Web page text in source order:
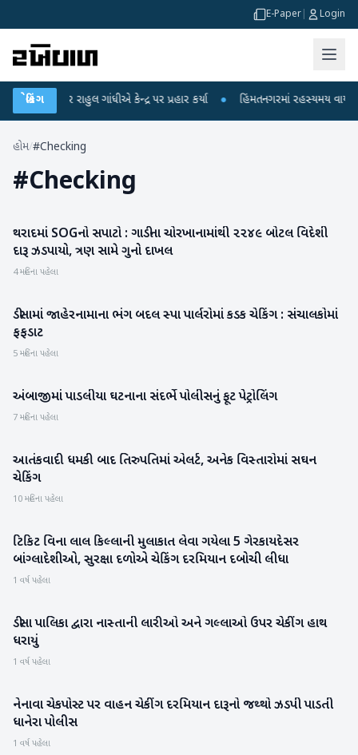
E-Paper Login
બ્રેકિંગ
આરોપો પર રાહુલ ગાંધીએ કેન્દ્ર પર પ્રહાર કર્યા ● હિંમતનગરમાં રહસ્યમય વાયરસ કે
હોમ/#Checking
#Checking
બનાસકાંઠા
થરાદમાં SOGનો સપાટો : ગાડીના ચોરખાનામાંથી ૨૨૪૯ બોટલ વિદેશી
દારૂ ઝડપાયો, ત્રણ સામે ગુનો દાખલ
4 મહિના પહેલા
બનાસકાંઠા
ડીસામાં જાહેરનામાના ભંગ બદલ સ્પા પાર્લરોમાં કડક ચેકિંગ : સંચાલકોમાં
ફફડાટ
5 મહિના પહેલા
બનાસકાંઠા
અંબાજીમાં પાડલીયા ઘટનાના સંદર્ભે પોલીસનું ફૂટ પેટ્રોલિંગ
7 મહિના પહેલા
રાષ્ટ્રીય
આતંકવાદી ધમકી બાદ તિરુપતિમાં એલર્ટ, અનેક વિસ્તારોમાં સઘન
ચેકિંગ
10 મહિના પહેલા
રાષ્ટ્રીય
ટિકિટ વિના લાલ કિલ્લાની મુલાકાત લેવા ગયેલા 5 ગેરકાયદેસર
બાંગ્લાદેશીઓ, સુરક્ષા દળોએ ચેકિંગ દરમિયાન દબોચી લીધા
1 વર્ષ પહેલા
બનાસકાંઠા
ડીસા પાલિકા દ્વારા નાસ્તાની લારીઓ અને ગલ્લાઓ ઉપર ચેકીંગ હાથ
ધરાયું
1 વર્ષ પહેલા
બનાસકાંઠા
નેનાવા ચેકપોસ્ટ પર વાહન ચેકીંગ દરમિયાન દારૂનો જથ્થો ઝડપી પાડતી
ધાનેરા પોલીસ
1 વર્ષ પહેલા